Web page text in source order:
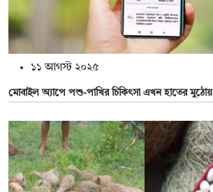
১১ আগস্ট ২০২৫
মোবাইল অ্যাপে পশু-পাখির চিকিৎসা এখন হাতের মুঠোয়